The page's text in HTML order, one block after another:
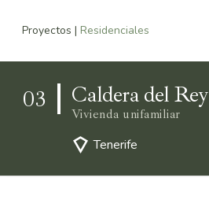
Proyectos | Residenciales
03 Caldera del Rey
Vivienda unifamiliar
Tenerife